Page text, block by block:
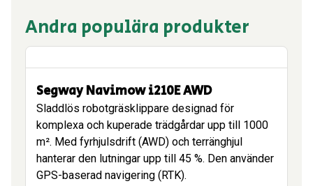
Andra populära produkter
Segway Navimow i210E AWD
Sladdlös robotgräsklippare designad för
komplexa och kuperade trädgårdar upp till 1000
m². Med fyrhjulsdrift (AWD) och terränghjul
hanterar den lutningar upp till 45 %. Den använder
GPS-baserad navigering (RTK).